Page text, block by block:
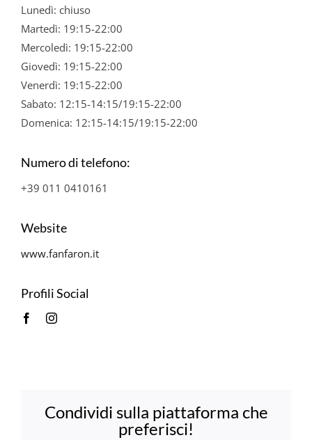
Lunedì: chiuso
Martedì: 19:15-22:00
Mercoledì: 19:15-22:00
Giovedì: 19:15-22:00
Venerdì: 19:15-22:00
Sabato: 12:15-14:15/19:15-22:00
Domenica: 12:15-14:15/19:15-22:00
Numero di telefono:
+39 011 0410161
Website
www.fanfaron.it
Profili Social
Condividi sulla piattaforma che
preferisci!